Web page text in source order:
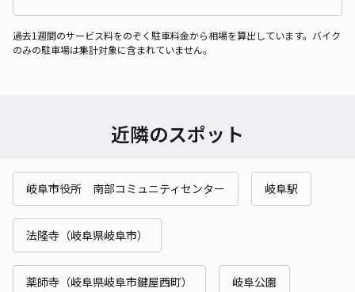
過去1週間のサービス料をのぞく駐車料金から相場を算出しています。バイク
のみの駐車場は集計対象に含まれていません。
近隣のスポット
岐阜市役所 南部コミュニティセンター 岐阜駅
法隆寺（岐阜県岐阜市）
薬師寺（岐阜県岐阜市鍵屋西町） 岐阜公園